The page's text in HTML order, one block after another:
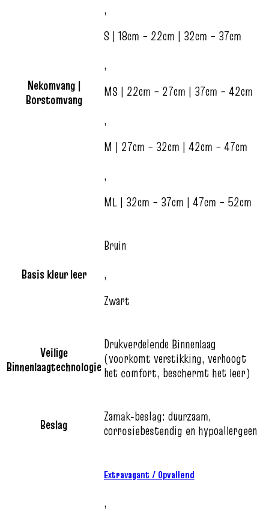
Nekomvang |
Borstomvang
,
S | 18cm – 22cm | 32cm – 37cm
,
MS | 22cm – 27cm | 37cm – 42cm
,
M | 27cm – 32cm | 42cm – 47cm
,
ML | 32cm – 37cm | 47cm – 52cm
Basis kleur leer
Bruin
,
Zwart
Veilige
Binnenlaagtechnologie
Drukverdelende Binnenlaag
(voorkomt verstikking, verhoogt
het comfort, beschermt het leer)
Beslag
Zamak‑beslag: duurzaam,
corrosiebestendig en hypoallergeen
Extravagant / Opvallend
,